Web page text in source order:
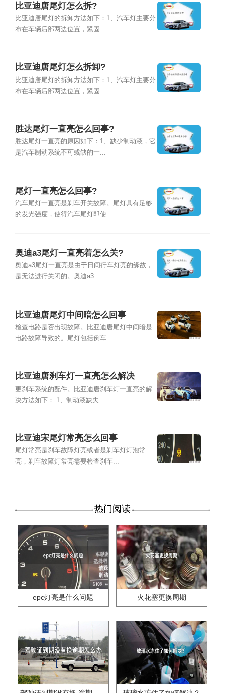
比亚迪唐尾灯怎么拆?
比亚迪唐尾灯的拆卸方法如下：1、汽车灯主要分
布在车辆后部两边位置，紧固...
比亚迪唐尾灯怎么拆卸?
比亚迪唐尾灯的拆卸方法如下：1、汽车灯主要分
布在车辆后部两边位置，紧固...
胜达尾灯一直亮怎么回事?
胜达尾灯一直亮的原因如下：1、缺少制动液，它
是汽车制动系统不可或缺的一...
尾灯一直亮怎么回事?
汽车尾灯一直亮是刹车开关故障。尾灯具有足够
的发光强度，使得汽车尾灯即使...
奥迪a3尾灯一直亮着怎么关?
奥迪a3尾灯一直亮是由于日间行车灯亮的缘故，
是无法进行关闭的。奥迪a3...
比亚迪唐尾灯中间暗怎么回事
检查电路是否出现故障。比亚迪唐尾灯中间暗是
电路故障导致的。尾灯包括倒车...
比亚迪唐刹车灯一直亮怎么解决
更刹车系统的配件。比亚迪唐刹车灯一直亮的解
决方法如下： 1、制动液缺失...
比亚迪宋尾灯常亮怎么回事
尾灯常亮是刹车故障灯亮或者是刹车灯灯泡常
亮，刹车故障灯常亮需要检查刹车...
热门阅读
epc灯亮是什么问题 火花塞更换周期